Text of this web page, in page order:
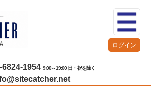
6824-1954 9:00～19:00 日・祝を除く
ログイン